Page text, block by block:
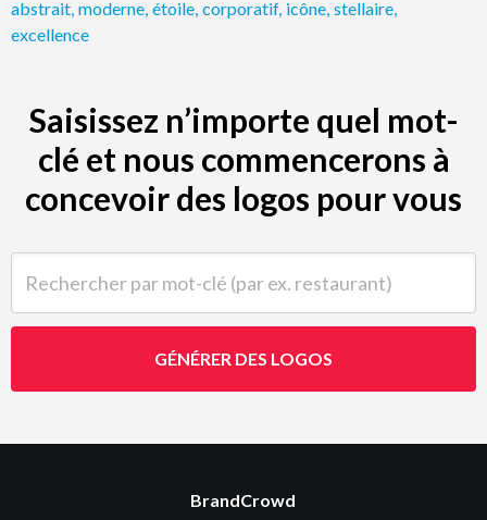
abstrait moderne étoile corporatif, icône stellaire
excellence
Saisissez n’importe quel mot-
clé et nous commencerons à
concevoir des logos pour vous
GÉNÉRER DES LOGOS
BrandCrowd